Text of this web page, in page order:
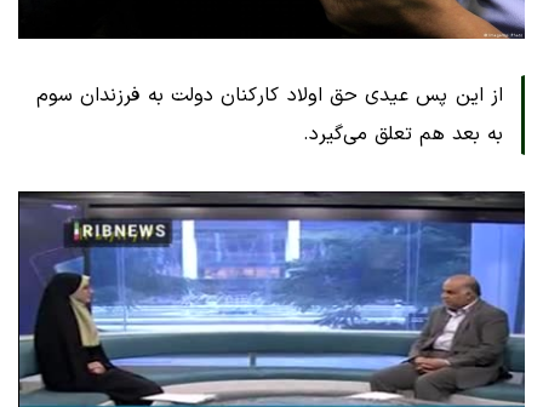
از این پس عیدی حق اولاد کارکنان دولت به فرزندان سوم
به بعد هم تعلق می‌گیرد.